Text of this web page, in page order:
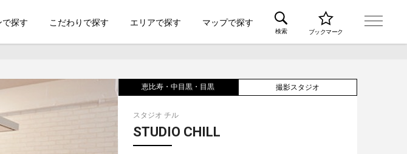
で探す こだわりで探す エリアで探す マップで探す
検索 ブックマーク
恵比寿・中目黒・目黒 撮影スタジオ
スタジオ チル
STUDIO CHILL